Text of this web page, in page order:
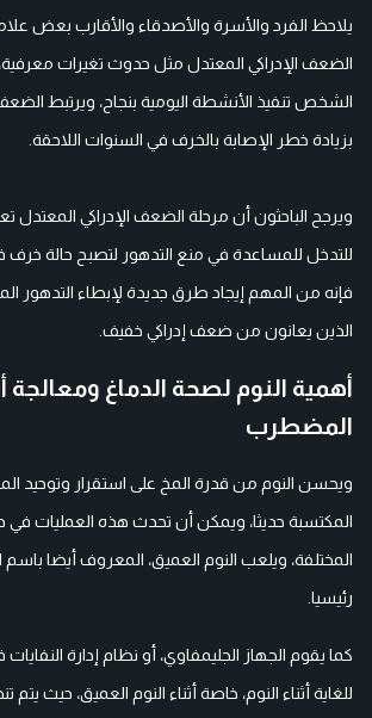
يلاحظ الفرد والأسرة والأصدقاء والأقارب بعض
الضعف الإدراكي المعتدل مثل حدوث تغيرات
الشخص تنفيذ الأنشطة اليومية بنجاح، ويرتبط
بزيادة خطر الإصابة بالخرف في السنوات اللاحقة.
ويرجح الباحثون أن مرحلة الضعف الإدراكي المعتدل
للتدخل للمساعدة في منع التدهور لتصبح حالة خرف
فإنه من المهم إيجاد طرق جديدة لإبطاء التدهور
الذين يعانون من ضعف إدراكي خفيف.
أهمية النوم لصحة الدماغ ومعالجة
المضطرب
ويحسن النوم من قدرة المخ على استقرار وتوحيد
المكتسبة حديثا، ويمكن أن تحدث هذه العمليات في
المختلفة، ويلعب النوم العميق، المعروف أيضا باسم
رئيسيا.
كما يقوم الجهاز الجليمفاوي، أو نظام إدارة
للغاية أثناء النوم، خاصة أثناء النوم العميق، حيث يتم